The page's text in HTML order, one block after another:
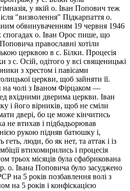
у якій о. Іван Попович теж
"визволення" Підкарпаття о.
обвинуваченням 19 червня 1946
спогадах о. Іван Орос пише, що
православні хотіли
церквою в с. Білки. Процесія
з с. Осій, одітого у всі священицькі
з хрестом і павісами
церкви, щоб зайняти її.
на чолі з Іваном Фірцаком —
вхідними дверима церкви. Іван
і його вірників, щоб не сміли
двері, бо це може кінчитись
втихав і підбадьорював
рукою підняв батюшку і,
геть, люди, бо як нет, та аттак і із
втихомирились і процесія
трьох місяців була сфабрикована
о. Івана Поповича було засуджено
на 5 років позбавлення волі з
на 5 років і конфіскацією